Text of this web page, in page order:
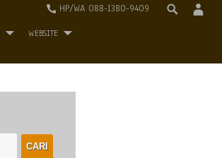
HP/WA 088-1380-9409
WEBSITE